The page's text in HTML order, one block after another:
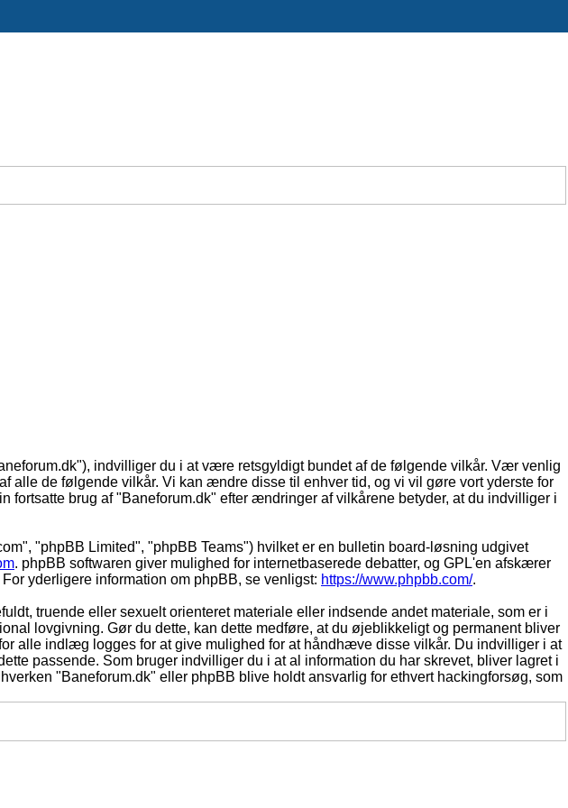
indvilliger du i at være retsgyldigt bundet af de følgende vilkår. Vær venlig
de følgende vilkår. Vi kan ændre disse til enhver tid, og vi vil gøre vort yderste for
brug af "Baneforum.dk" efter ændringer af vilkårene betyder, at du indvilliger i
"phpBB Limited", "phpBB Teams") hvilket er en bulletin board-løsning udgivet
. phpBB softwaren giver mulighed for internetbaserede debatter, og GPL'en afskærer
yderligere information om phpBB, se venligst: https://www.phpbb.com/.
truende eller sexuelt orienteret materiale eller indsende andet materiale, som er i
lovgivning. Gør du dette, kan dette medføre, at du øjeblikkeligt og permanent bliver
alle indlæg logges for at give mulighed for at håndhæve disse vilkår. Du indvilliger i at
passende. Som bruger indvilliger du i at al information du har skrevet, bliver lagret i
"Baneforum.dk" eller phpBB blive holdt ansvarlig for ethvert hackingforsøg, som